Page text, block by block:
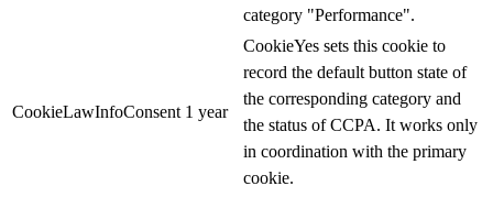
category "Performance".
CookieLawInfoConsent 1 year
CookieYes sets this cookie to
record the default button state of
the corresponding category and
the status of CCPA. It works only
in coordination with the primary
cookie.